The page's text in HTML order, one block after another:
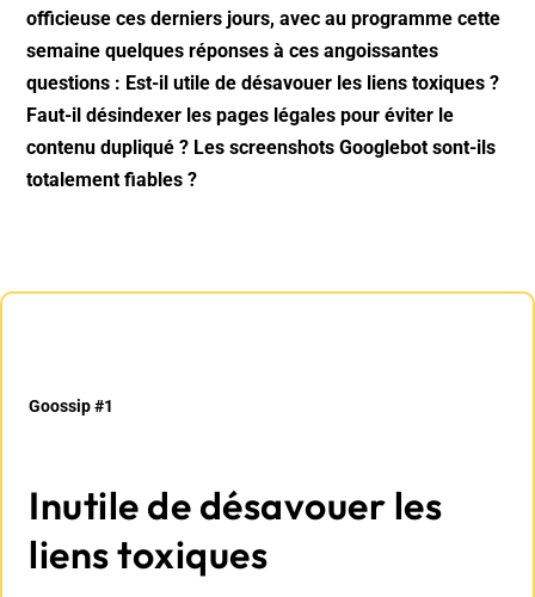
officieuse ces derniers jours, avec au programme cette
semaine quelques réponses à ces angoissantes
questions : Est-il utile de désavouer les liens toxiques ?
Faut-il désindexer les pages légales pour éviter le
contenu dupliqué ? Les screenshots Googlebot sont-ils
totalement fiables ?
Goossip #1
Inutile de désavouer les
liens toxiques